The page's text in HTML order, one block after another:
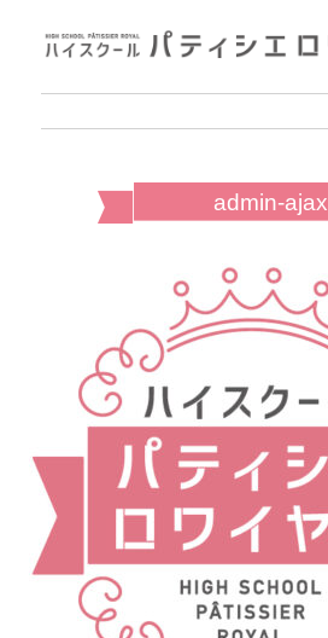
admin-ajax